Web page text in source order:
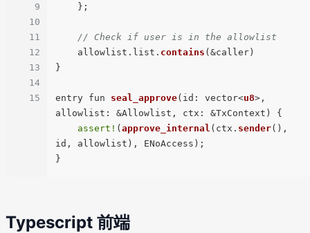
9
10
11
12
13
14
15
// Check if user is in the allowlist
    allowlist.list.
contains (&caller)
}
entry fun seal_approve(id: vector<u8>,
allowlist: &Allowlist, ctx: &TxContext) {
assert! ( approve_internal (ctx. sender(),
id, allowlist), ENoAccess);
Typescript 前端